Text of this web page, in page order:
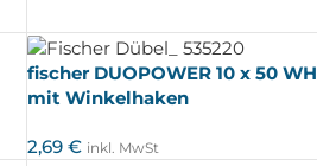
fischer DUOPOWER 10 x 50 WH
mit Winkelhaken
2,69€ inkl. MwSt